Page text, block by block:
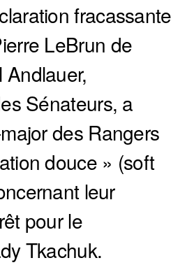
fracassante
LeBrun de
Andlauer,
Sénateurs, a
des Rangers
douce » (soft
leur
pour le
Tkachuk.